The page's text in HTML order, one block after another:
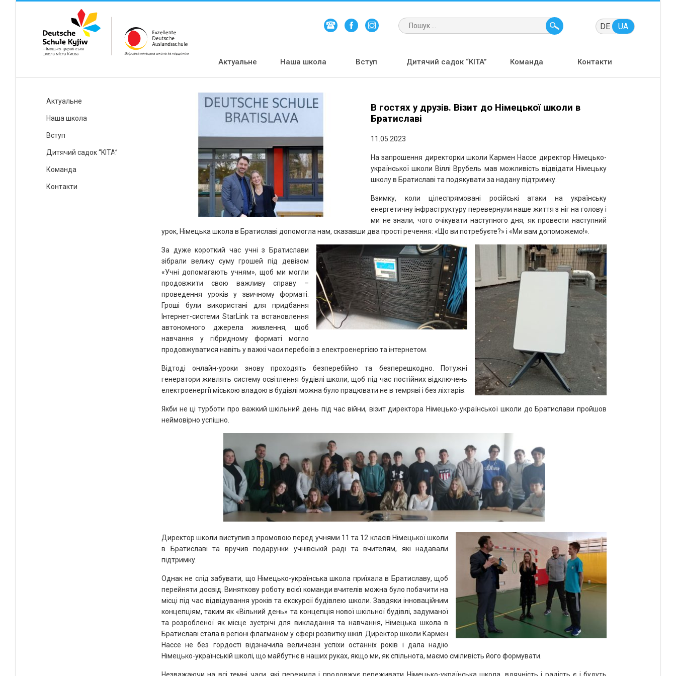
DE UA
Актуальне Наша школа Вступ Дитячий садок “KITA” Команда Контакти
Актуальне
Наша школа
Вступ
Дитячий садок “KITA”
Команда
Контакти
В гостях у друзів. Візит до Німецької школи в
Братиславі
11.05.2023
На запрошення директорки школи Кармен Нассе директор Німецько-
української школи Віллі Врубель мав можливість відвідати Німецьку
школу в Братиславі та подякувати за надану підтримку.
Взимку, коли цілеспрямовані російські атаки на українську
енергетичну інфраструктуру перевернули наше життя з ніг на голову і
ми не знали, чого очікувати наступного дня, як провести наступний
урок, Німецька школа в Братиславі допомогла нам, сказавши два прості речення: «Що ви потребуєте?» і «Ми вам допоможемо!».
За дуже короткий час учні з Братислави
зібрали велику суму грошей під девізом
«Учні допомагають учням», щоб ми могли
продовжити свою важливу справу –
проведення уроків у звичному форматі.
Гроші були використані для придбання
Інтернет-системи StarLink та встановлення
автономного джерела живлення, щоб
навчання у гібридному форматі могло
продовжуватися навіть у важкі часи перебоїв з електроенергією та інтернетом.
Відтоді онлайн-уроки знову проходять безперебійно та безперешкодно. Потужні
генератори живлять систему освітлення будівлі школи, щоб під час постійних відключень
електроенергії міською владою в будівлі можна було працювати не в темряві і без ліхтарів.
Якби не ці турботи про важкий шкільний день під час війни, візит директора Німецько-української школи до Братислави пройшов
неймовірно успішно.
Директор школи виступив з промовою перед учнями 11 та 12 класів Німецької школи
в Братиславі та вручив подарунки учнівській раді та вчителям, які надавали
підтримку.
Однак не слід забувати, що Німецько-українська школа приїхала в Братиславу, щоб
перейняти досвід. Виняткову роботу всієї команди вчителів можна було побачити на
місці під час відвідування уроків та екскурсії будівлею школи. Завдяки інноваційним
концепціям, таким як «Вільний день» та концепція нової шкільної будівлі, задуманої
та розробленої як місце зустрічі для викладання та навчання, Німецька школа в
Братиславі стала в регіоні флагманом у сфері розвитку шкіл. Директор школи Кармен
Нассе не без гордості відзначила величезні успіхи останніх років і дала надію
Німецько-українській школі, що майбутнє в наших руках, якщо ми, як спільнота, маємо сміливість його формувати.